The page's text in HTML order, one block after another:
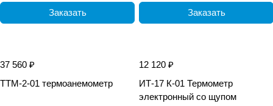
Заказать Заказать
37 560 ₽
ТТМ-2-01 термоанемометр
12 120 ₽
ИТ-17 К-01 Термометр
электронный со щупом